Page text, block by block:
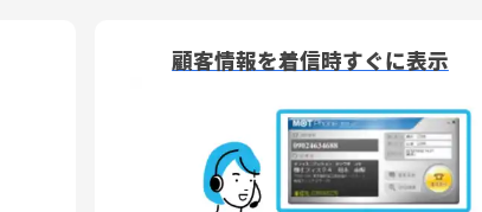
顧客情報を着信時すぐに表示